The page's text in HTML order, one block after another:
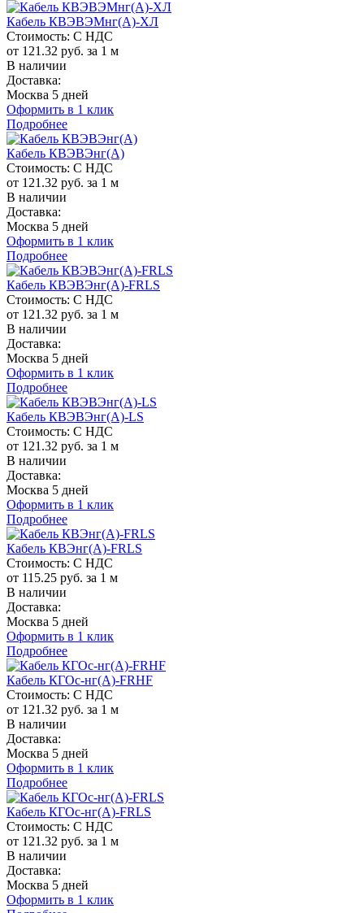
Кабель КВЭВЭМнг(A)-ХЛ
Стоимость: С НДС
от 121.32 руб. за 1 м
В наличии
Доставка:
Москва 5 дней
Оформить в 1 клик
Подробнее
Кабель КВЭВЭнг(A)
Стоимость: С НДС
от 121.32 руб. за 1 м
В наличии
Доставка:
Москва 5 дней
Оформить в 1 клик
Подробнее
Кабель КВЭВЭнг(A)-FRLS
Стоимость: С НДС
от 121.32 руб. за 1 м
В наличии
Доставка:
Москва 5 дней
Оформить в 1 клик
Подробнее
Кабель КВЭВЭнг(A)-LS
Стоимость: С НДС
от 121.32 руб. за 1 м
В наличии
Доставка:
Москва 5 дней
Оформить в 1 клик
Подробнее
Кабель КВЭнг(A)-FRLS
Стоимость: С НДС
от 115.25 руб. за 1 м
В наличии
Доставка:
Москва 5 дней
Оформить в 1 клик
Подробнее
Кабель КГОс-нг(A)-FRHF
Стоимость: С НДС
от 121.32 руб. за 1 м
В наличии
Доставка:
Москва 5 дней
Оформить в 1 клик
Подробнее
Кабель КГОс-нг(A)-FRLS
Стоимость: С НДС
от 121.32 руб. за 1 м
В наличии
Доставка:
Москва 5 дней
Оформить в 1 клик